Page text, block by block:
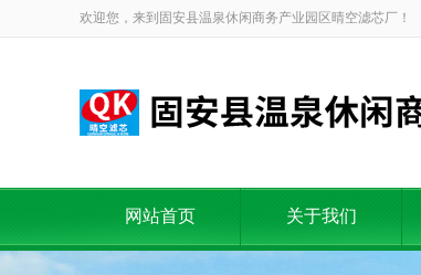
欢迎您，来到固安县温泉休闲商务产业园区晴空滤芯厂！
网站首页 关于我们